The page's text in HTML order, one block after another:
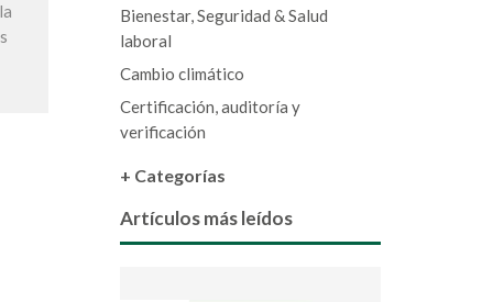
Bienestar, Seguridad & Salud
laboral
Cambio climático
Certificación, auditoría y
verificación
+ Categorías
Artículos más leídos